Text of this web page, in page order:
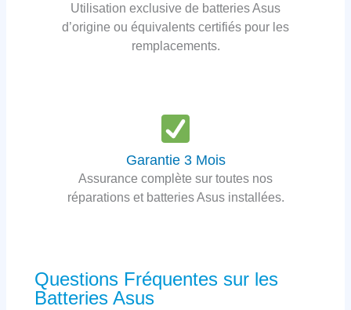
Utilisation exclusive de batteries Asus
d’origine ou équivalents certifiés pour les
remplacements.
Garantie 3 Mois
Assurance complète sur toutes nos
réparations et batteries Asus installées.
Questions Fréquentes sur les
Batteries Asus